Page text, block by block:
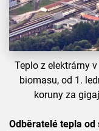
Teplo z elektrárny
biomasu, od 1.
koruny za
Odběratelé tepla od